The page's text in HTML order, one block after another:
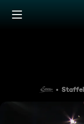
Zum Inhalt